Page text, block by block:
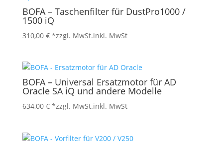
BOFA – Taschenfilter für DustPro1000 /
1500 iQ
310,00 € *zzgl. MwSt.inkl. MwSt
BOFA – Universal Ersatzmotor für AD
Oracle SA iQ und andere Modelle
634,00 € *zzgl. MwSt.inkl. MwSt